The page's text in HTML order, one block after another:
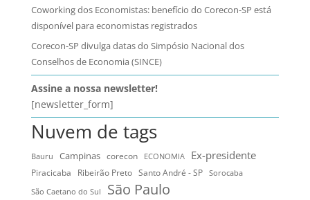
Coworking dos Economistas: benefício do Corecon-SP está
disponível para economistas registrados
Corecon-SP divulga datas do Simpósio Nacional dos
Conselhos de Economia (SINCE)
Assine a nossa newsletter!
[newsletter_form]
Nuvem de tags
Bauru Campinas corecon ECONOMIA Ex-presidente
Piracicaba Ribeirão Preto Santo André - SP
Sorocaba
São Caetano do Sul
São Paulo